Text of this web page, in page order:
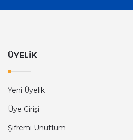
kargo hızlı
mehmet yıldız | 19/06/2025
seiko astron kordon 7x52
ÜYELİK
Yeni Üyelik
Üye Girişi
Şifremi Unuttum